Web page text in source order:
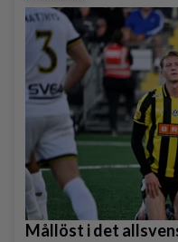
Mållöst i det